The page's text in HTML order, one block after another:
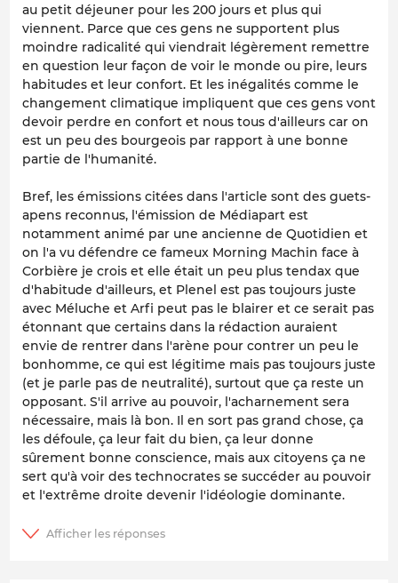
au petit déjeuner pour les 200 jours et plus qui
viennent. Parce que ces gens ne supportent plus
moindre radicalité qui viendrait légèrement remettre
en question leur façon de voir le monde ou pire, leurs
habitudes et leur confort. Et les inégalités comme le
changement climatique impliquent que ces gens vont
devoir perdre en confort et nous tous d'ailleurs car on
est un peu des bourgeois par rapport à une bonne
partie de l'humanité.
Bref, les émissions citées dans l'article sont des guets-
apens reconnus, l'émission de Médiapart est
notamment animé par une ancienne de Quotidien et
on l'a vu défendre ce fameux Morning Machin face à
Corbière je crois et elle était un peu plus tendax que
d'habitude d'ailleurs, et Plenel est pas toujours juste
avec Méluche et Arfi peut pas le blairer et ce serait pas
étonnant que certains dans la rédaction auraient
envie de rentrer dans l'arène pour contrer un peu le
bonhomme, ce qui est légitime mais pas toujours juste
(et je parle pas de neutralité), surtout que ça reste un
opposant. S'il arrive au pouvoir, l'acharnement sera
nécessaire, mais là bon. Il en sort pas grand chose, ça
les défoule, ça leur fait du bien, ça leur donne
sûrement bonne conscience, mais aux citoyens ça ne
sert qu'à voir des technocrates se succéder au pouvoir
et l'extrême droite devenir l'idéologie dominante.